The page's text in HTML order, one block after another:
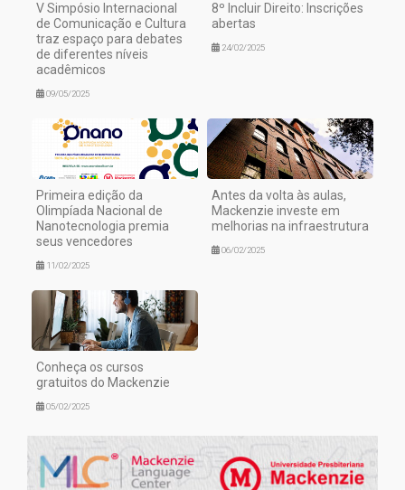
V Simpósio Internacional
de Comunicação e Cultura
traz espaço para debates
de diferentes níveis
acadêmicos
09/05/2025
8º Incluir Direito: Inscrições
abertas
24/02/2025
Primeira edição da
Olimpíada Nacional de
Nanotecnologia premia
seus vencedores
11/02/2025
Antes da volta às aulas,
Mackenzie investe em
melhorias na infraestrutura
06/02/2025
Conheça os cursos
gratuitos do Mackenzie
05/02/2025